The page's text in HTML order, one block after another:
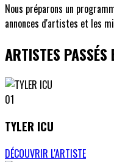
Nous préparons un
annonces d'artistes et les
ARTISTES PASSÉS
01
TYLER ICU
DÉCOUVRIR L'ARTISTE